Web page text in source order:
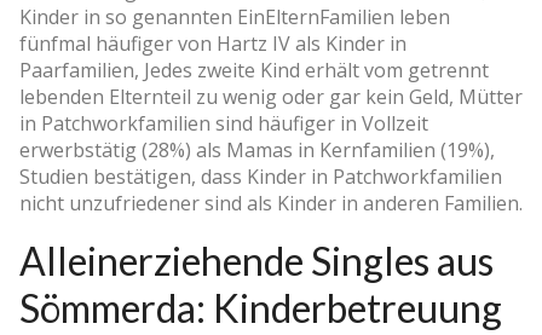
Kinder in so genannten Ein­Eltern­Familien leben
fünfmal häufiger von Hartz IV als Kinder in
Paarfamilien, Jedes zweite Kind erhält vom getrennt
lebenden Elternteil zu wenig oder gar kein Geld, Mütter
in Patchworkfamilien sind häufiger in Vollzeit
erwerbstätig (28%) als Mamas in Kernfamilien (19%),
Studien bestätigen, dass Kinder in Patchworkfamilien
nicht unzufriedener sind als Kinder in anderen Familien.
Alleinerziehende Singles aus
Sömmerda: Kinderbetreuung